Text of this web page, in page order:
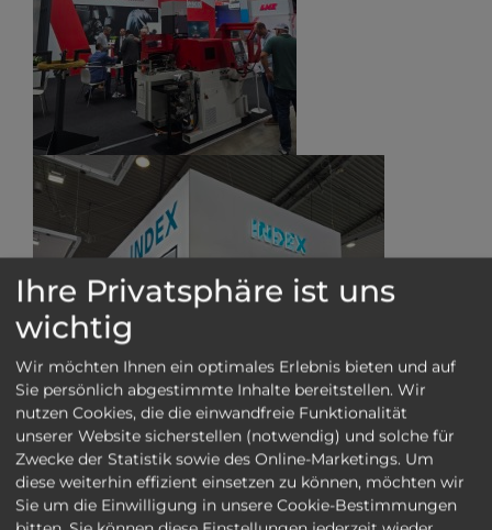
Ihre Privatsphäre ist uns
wichtig
Wir möchten Ihnen ein optimales Erlebnis bieten und auf
Sie persönlich abgestimmte Inhalte bereitstellen. Wir
nutzen Cookies, die die einwandfreie Funktionalität
unserer Website sicherstellen (notwendig) und solche für
Zwecke der Statistik sowie des Online-Marketings. Um
diese weiterhin effizient einsetzen zu können, möchten wir
Sie um die Einwilligung in unsere Cookie-Bestimmungen